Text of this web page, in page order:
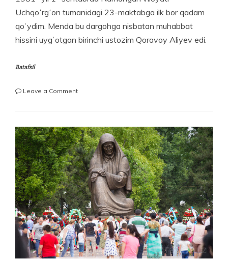
Uchqoʻrgʻon tumanidagi 23-maktabga ilk bor qadam
qoʻydim. Menda bu dargohga nisbatan muhabbat
hissini uygʻotgan birinchi ustozim Qoravoy Aliyev edi.
Batafsil
Leave a Commenton
boʻlaylik